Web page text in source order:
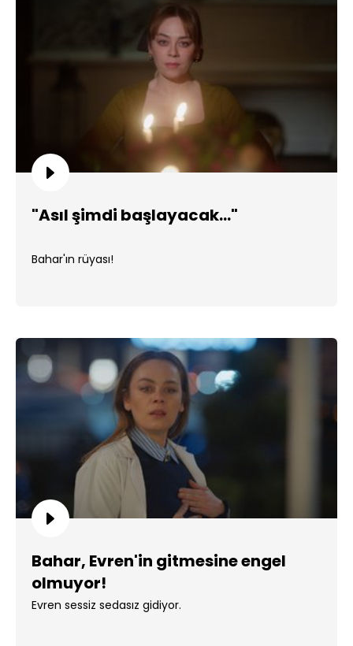
"Asıl şimdi başlayacak..."
Bahar'ın rüyası!
Bahar, Evren'in gitmesine engel
olmuyor!
Evren sessiz sedasız gidiyor.